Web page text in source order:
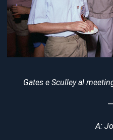
Gates e Sculley al
A: